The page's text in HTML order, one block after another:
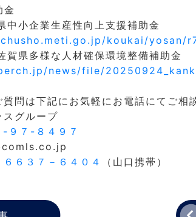
小企業生産性向上支援補助金
koukai/yosan/
県多様な人材確保環境整備補助金
news/file/
問は下記にお気軽にお電話にてご相
スグループ
-９７-８４９７
６６３７－６４０４ （山口携帯）